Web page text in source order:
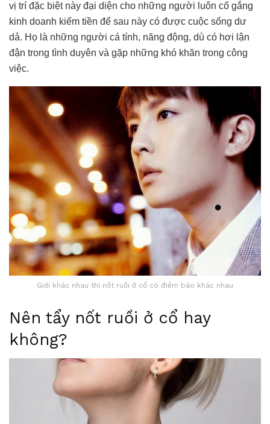
vị trí đặc biệt này đại diện cho những người luôn cố gắng
kinh doanh kiếm tiền để sau này có được cuộc sống dư
dả. Họ là những người cá tính, năng động, dù có hơi lận
đận trong tình duyên và gặp những khó khăn trong công
việc.
Giới khác nhau thì nốt ruồi ở cổ có điềm báo khác nhau
Nên tẩy nốt ruồi ở cổ hay
không?